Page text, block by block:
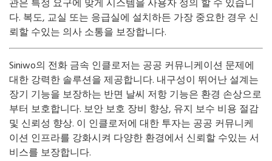
다. 복도, 교실 또는 응급실에 설치하든 가장 중요한 경우 신
뢰할 수있는 의사 소통을 보장합니다.
Siniwo의 전화 금속 인클로저는 공공 커뮤니케이션 문제에
대한 강력한 솔루션을 제공합니다. 내구성이 뛰어난 설계는
장기 기능을 보장하는 반면 날씨 저항 기능은 환경 손상으로
부터 보호합니다. 보안 보호 장비 향상, 유지 보수 비용 절감
및 신뢰성 향상. 이 인클로저에 대한 투자는 공공 커뮤니케
이션 인프라를 강화시켜 다양한 환경에서 신뢰할 수있는 서
비스를 보장합니다.